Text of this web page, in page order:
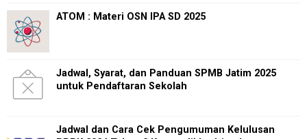
ATOM : Materi OSN IPA SD 2025
Jadwal, Syarat, dan Panduan SPMB Jatim 2025
untuk Pendaftaran Sekolah
Jadwal dan Cara Cek Pengumuman Kelulusan